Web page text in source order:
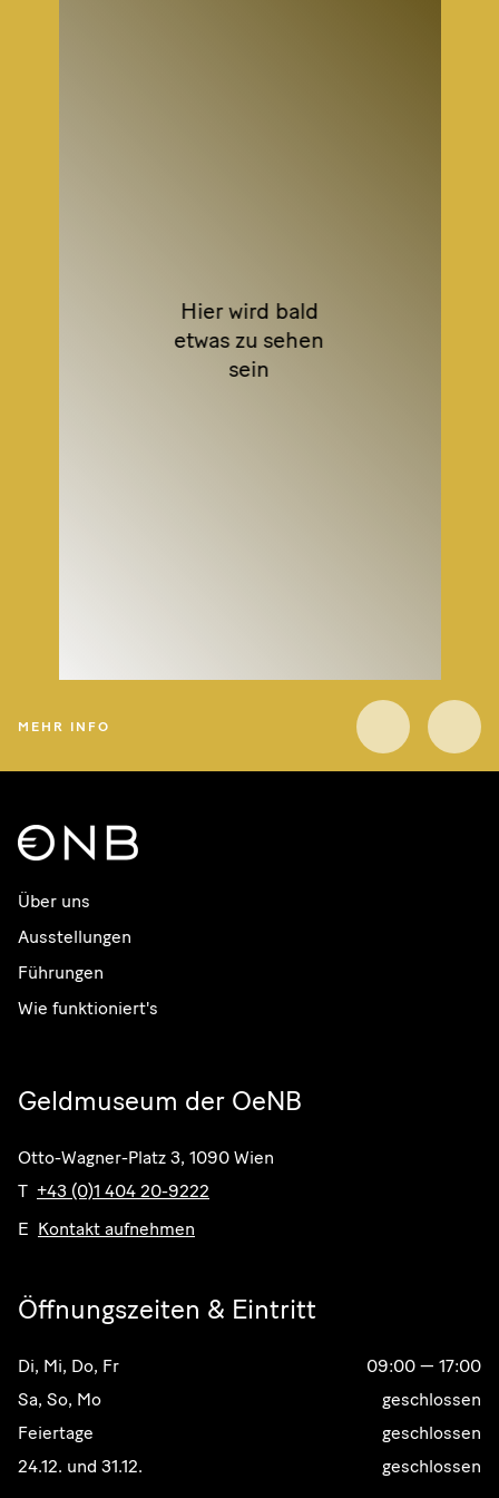
Hier wird bald
etwas zu sehen
sein
MEHR INFO
... diese Story ist erst
am enstehen
Es konnten keine zugehörigen
Über uns
Ausstellungen
Führungen
Wie funktioniert's
Geldmuseum der OeNB
Otto-Wagner-Platz 3, 1090 Wien
T +43 (0)1 404 20-9222
E Kontakt aufnehmen
Öffnungszeiten & Eintritt
Di, Mi, Do, Fr 09:00 — 17:00
Sa, So, Mo
geschlossen
Feiertage
geschlossen
24.12. und 31.12.
geschlossen